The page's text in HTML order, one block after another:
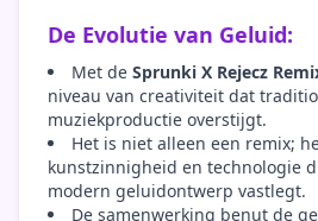
De Evolutie van Geluid:
Met de Sprunki X Rejecz
niveau van creativiteit dat
muziekproductie overstijgt.
Het is niet alleen een remix;
kunstzinnigheid en technologie
modern geluidontwerp vastlegt.
De samenwerking benut de